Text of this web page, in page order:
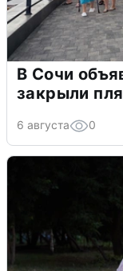
В Сочи
закрыли
6 августа 0